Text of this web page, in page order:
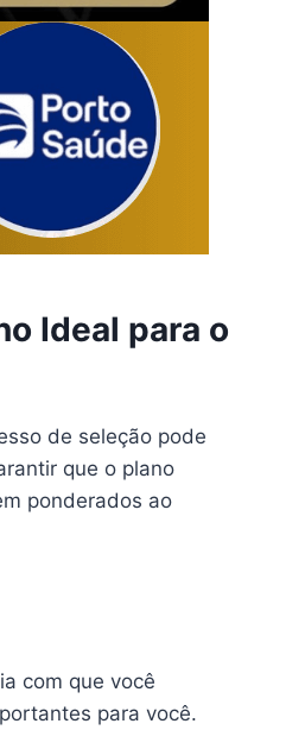
Ideal para o
de seleção pode
que o plano
ponderados ao
com que você
para você.